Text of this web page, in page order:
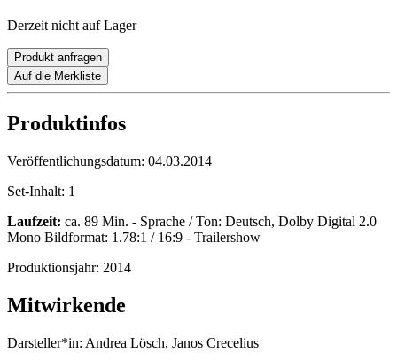
Derzeit nicht auf Lager
Produkt anfragen
Auf die Merkliste
Produktinfos
Veröffentlichungsdatum: 04.03.2014
Set-Inhalt: 1
Laufzeit: ca. 89 Min. - Sprache / Ton: Deutsch, Dolby Digital 2.0
Mono Bildformat: 1.78:1 / 16:9 - Trailershow
Produktionsjahr: 2014
Mitwirkende
Darsteller*in: Andrea Lösch, Janos Crecelius